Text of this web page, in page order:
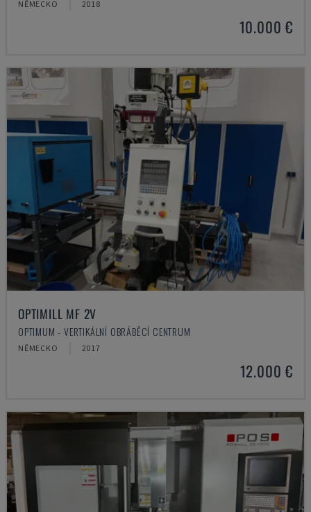
NĚMECKO 2018
10.000 €
OPTIMILL MF 2V
OPTIMUM - VERTIKÁLNÍ OBRÁBĚCÍ CENTRUM
NĚMECKO 2017
12.000 €